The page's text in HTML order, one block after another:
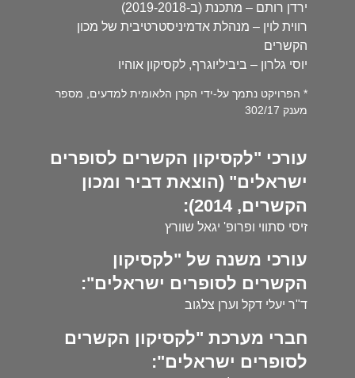
ירדן רותם – מתכנת (ב-2019-2018)
רווית לוין – מנהלת אדמיניסטרטיבית של מכון
הקשרים
יוסי גלרון – ביביליוגרף, לקסיקון אוהיו
* הפרויקט נתמך על-ידי הקרן הלאומית למדעים, מספר
מענק 302/17
עורכי "לקסיקון הקשרים לסופרים
ישראלים" (הוצאת דביר ומכון
הקשרים, 2014):
זיסי סתווי ופרופ' יגאל שוורץ
עורכי משנה של "לקסיקון
הקשרים לסופרים ישראלים":
ד"ר יעלי דקל וערן צלגוב
חברי מערכת "לקסיקון הקשרים
לסופרים ישראלים":